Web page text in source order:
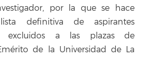
por la que se hace
definitiva de aspirantes
excluidos a las plazas de
de la Universidad de La